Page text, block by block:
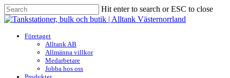
Skip
to
content
Hit enter to search or ESC to close
Close
search
Menu
Företaget
Alltank AB
Allmänna villkor
Medarbetare
Jobba hos oss